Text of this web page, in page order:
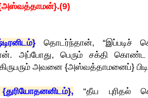
தொடர்ந்தான்,
அப்போது, பெரும் சக்தி கொண்ட
அவனை {அஸ்வத்தாமனைப்}
“தீய புரிதல்